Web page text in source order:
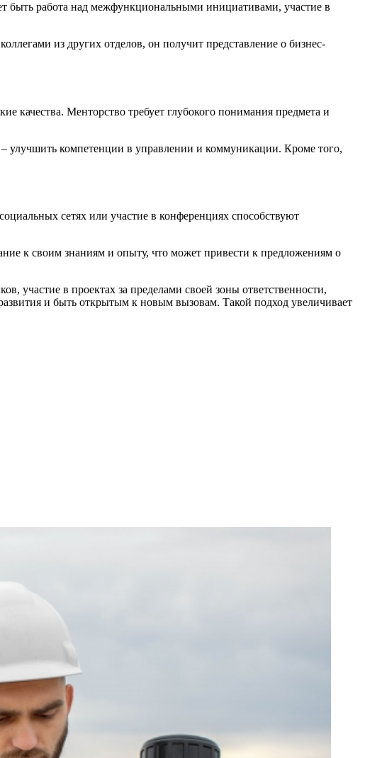
быть работа над межфункциональными инициативами, участие в
из других отделов, он получит представление о бизнес-
качества. Менторство требует глубокого понимания предмета и
улучшить компетенции в управлении и коммуникации. Кроме того,
сетях или участие в конференциях способствуют
к своим знаниям и опыту, что может привести к предложениям о
участие в проектах за пределами своей зоны ответственности,
и быть открытым к новым вызовам. Такой подход увеличивает